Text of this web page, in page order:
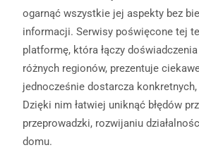
ogarnąć wszystkie jej aspekty bez
informacji. Serwisy poświęcone tej
platformę, która łączy
różnych regionów, prezentuje
jednocześnie dostarcza
Dzięki nim łatwiej uniknąć błędów
przeprowadzki, rozwijaniu
domu.